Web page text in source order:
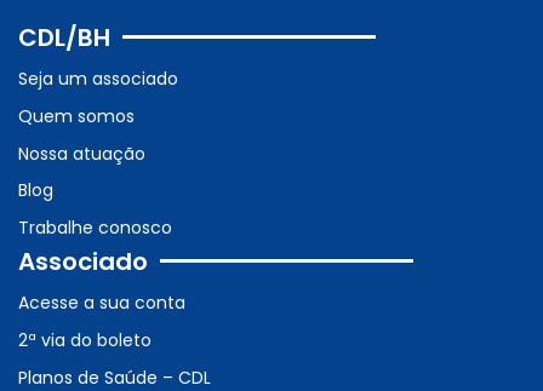
CDL/BH
Seja um associado
Quem somos
Nossa atuação
Blog
Trabalhe conosco
Associado
Acesse a sua conta
2ª via do boleto
Planos de Saúde – CDL